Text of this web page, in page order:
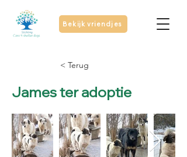
Bekijk vriendjes
< Terug
James ter adoptie